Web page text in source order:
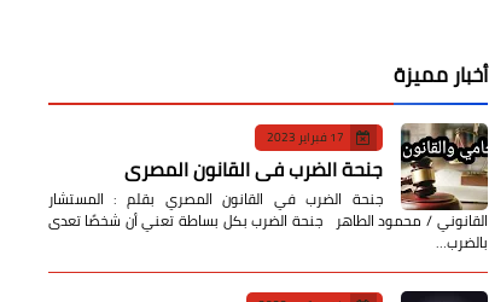
أخبار مميزة
17 فبراير 2023
جنحة الضرب في القانون المصري
جنحة الضرب في القانون المصري بقلم : المستشار
القانوني / محمود الطاهر جنحة الضرب بكل بساطة تعني أن شخصًا تعدى
بالضرب…